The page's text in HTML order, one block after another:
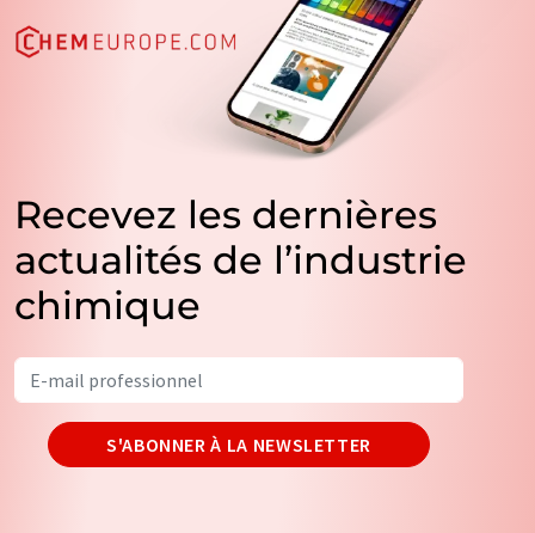
Recevez les dernières
actualités de l’industrie
chimique
S'ABONNER À LA NEWSLETTER